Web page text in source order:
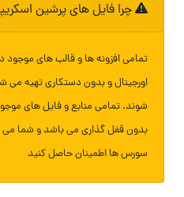
چرا فایل های پرشین
تمامی افزونه ها و قالب های موجود
اورجینال و بدون دستکاری تهیه می
شوند. تمامی منابع و فایل های
بدون قفل گذاری می باشد و شما می
سورس ها اطمینان حاصل کنید